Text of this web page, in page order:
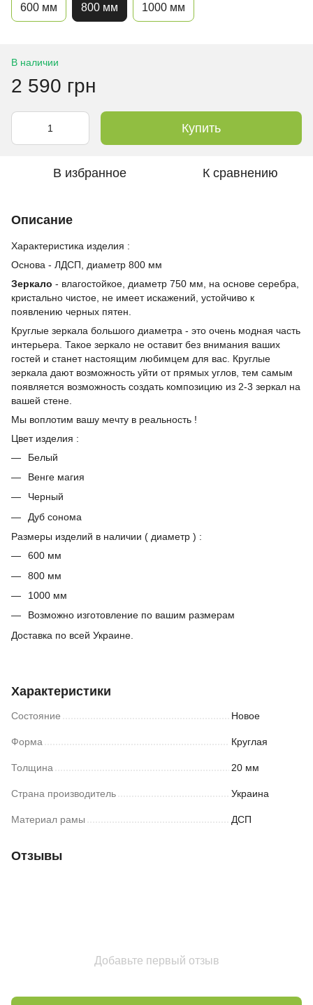
600 мм 800 мм 1000 мм
В наличии
2 590 грн
Купить
В избранное К сравнению
Описание
Характеристика изделия :
Основа - ЛДСП, диаметр 800 мм
Зеркало - влагостойкое, диаметр 750 мм, на основе серебра,
кристально чистое, не имеет искажений, устойчиво к
появлению черных пятен.
Круглые зеркала большого диаметра - это очень модная часть
интерьера. Такое зеркало не оставит без внимания ваших
гостей и станет настоящим любимцем для вас. Круглые
зеркала дают возможность уйти от прямых углов, тем самым
появляется возможность создать композицию из 2-3 зеркал на
вашей стене.
Мы воплотим вашу мечту в реальность !
Цвет изделия :
Белый
Венге магия
Черный
Дуб сонома
Размеры изделий в наличии ( диаметр ) :
600 мм
800 мм
1000 мм
Возможно изготовление по вашим размерам
Доставка по всей Украине.
Характеристики
Состояние Новое
Форма Круглая
Толщина 20 мм
Страна производитель Украина
Материал рамы ДСП
Отзывы
Добавьте первый отзыв